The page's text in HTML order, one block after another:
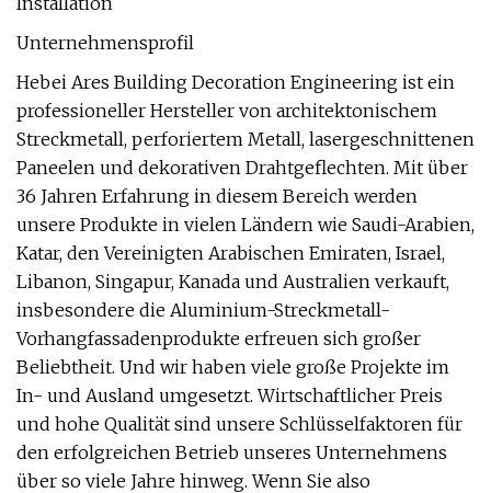
Unternehmensprofil
Hebei Ares Building Decoration Engineering ist ein
professioneller Hersteller von architektonischem
Streckmetall, perforiertem Metall, lasergeschnittenen
Paneelen und dekorativen Drahtgeflechten. Mit über
36 Jahren Erfahrung in diesem Bereich werden
unsere Produkte in vielen Ländern wie Saudi-Arabien,
Katar, den Vereinigten Arabischen Emiraten, Israel,
Libanon, Singapur, Kanada und Australien verkauft,
insbesondere die Aluminium-Streckmetall-
Vorhangfassadenprodukte erfreuen sich großer
Beliebtheit. Und wir haben viele große Projekte im
In- und Ausland umgesetzt. Wirtschaftlicher Preis
und hohe Qualität sind unsere Schlüsselfaktoren für
den erfolgreichen Betrieb unseres Unternehmens
über so viele Jahre hinweg. Wenn Sie also